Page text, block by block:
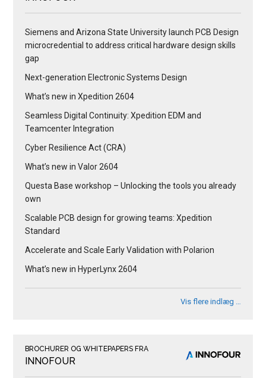
Siemens and Arizona State University launch PCB Design
microcredential to address critical hardware design skills
gap
Next-generation Electronic Systems Design
What’s new in Xpedition 2604
Seamless Digital Continuity: Xpedition EDM and
Teamcenter Integration
Cyber Resilience Act (CRA)
What’s new in Valor 2604
Questa Base workshop – Unlocking the tools you already
own
Scalable PCB design for growing teams: Xpedition
Standard
Accelerate and Scale Early Validation with Polarion
What’s new in HyperLynx 2604
Vis flere indlæg …
BROCHURER OG WHITEPAPERS FRA
INNOFOUR